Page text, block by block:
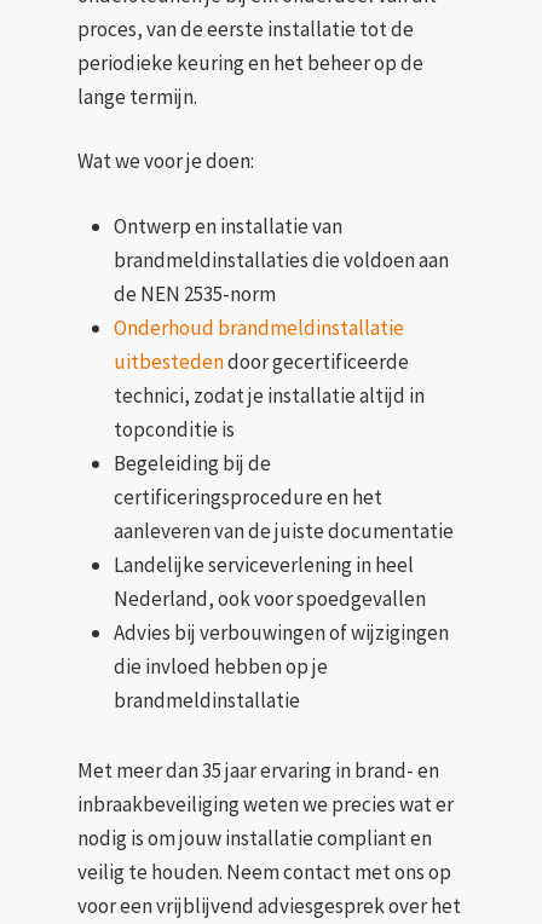
proces, van de eerste installatie tot de
periodieke keuring en het beheer op de
lange termijn.
Wat we voor je doen:
Ontwerp en installatie van
brandmeldinstallaties die voldoen aan
de NEN 2535-norm
Onderhoud brandmeldinstallatie
uitbestedendoor gecertificeerde
technici, zodat je installatie altijd in
topconditie is
Begeleiding bij de
certificeringsprocedure en het
aanleveren van de juiste documentatie
Landelijke serviceverlening in heel
Nederland, ook voor spoedgevallen
Advies bij verbouwingen of wijzigingen
die invloed hebben op je
brandmeldinstallatie
Met meer dan 35 jaar ervaring in brand- en
inbraakbeveiliging weten we precies wat er
nodig is om jouw installatie compliant en
veilig te houden. Neem contact met ons op
voor een vrijblijvend adviesgesprek over het